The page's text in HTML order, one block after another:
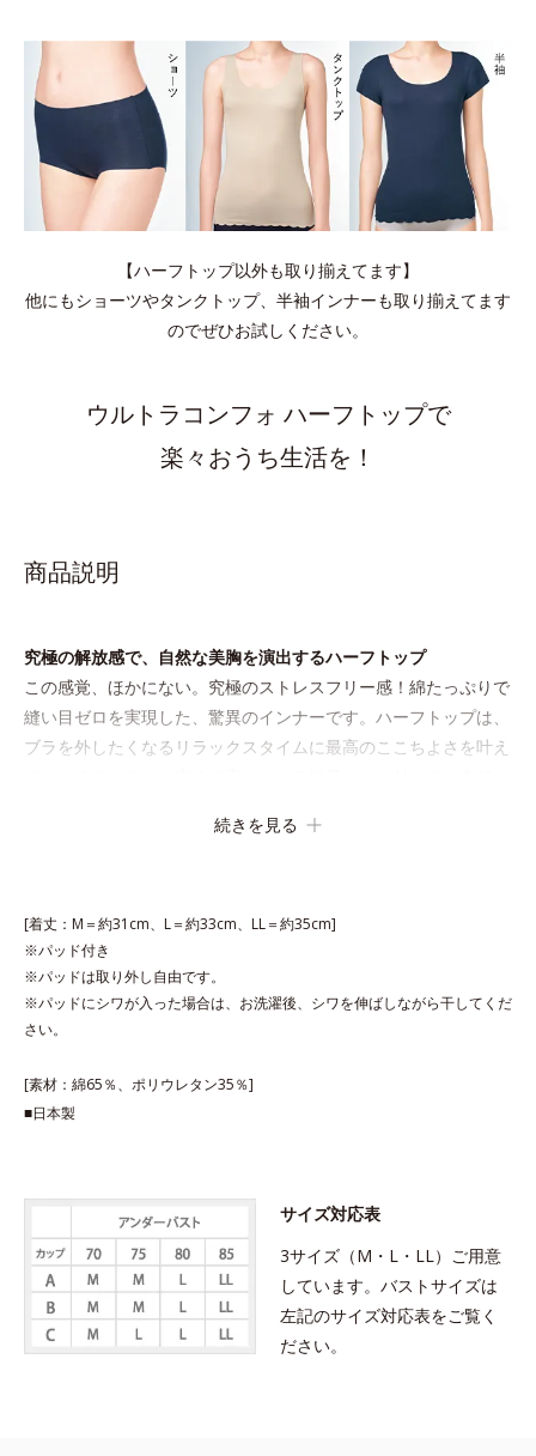
【ハーフトップ以外も取り揃えてます】
他にもショーツやタンクトップ、半袖インナーも取り揃えてます
のでぜひお試しください。
ウルトラコンフォ ハーフトップで
楽々おうち生活を！
商品説明
究極の解放感で、自然な美胸を演出するハーフトップ
この感覚、ほかにない。究極のストレスフリー感！綿たっぷりで
縫い目ゼロを実現した、驚異のインナーです。ハーフトップは、
ブラを外したくなるリラックスタイムに最高のここちよさを叶え
続きを見る
[着丈：M＝約31cm、L＝約33cm、LL＝約35cm]
※パッド付き
※パッドは取り外し自由です。
※パッドにシワが入った場合は、お洗濯後、シワを伸ばしながら干してくだ
さい。
[素材：綿65％、ポリウレタン35％]
■日本製
サイズ対応表
3サイズ（M・L・LL）ご用意
しています。バストサイズは
左記のサイズ対応表をご覧く
ださい。